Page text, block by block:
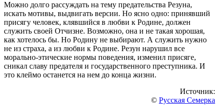
Можно долго рассуждать на тему предательства Резуна,
искать мотивы, выдвигать версии. Но ясно одно: принявший
присягу человек, клявшийся в любви к Родине, должен
служить своей Отчизне. Возможно, она и не такая хорошая,
как хотелось бы. Но Родину не выбирают. А служить нужно
не из страха, а из любви к Родине. Резун нарушил все
морально-этические нормы поведения, изменил присяге,
сникал славу предателя и государственного преступника. И
это клеймо останется на нем до конца жизни.
Источник:
© Русская Семерка